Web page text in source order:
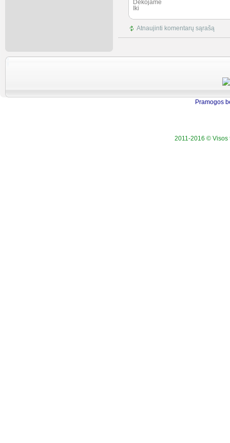
Dėkojame
Iki
Atnaujinti komentarų sąrašą
Pramogos
2011-2016 ©